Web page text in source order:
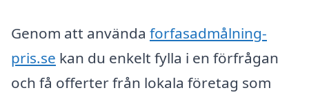
Genom att använda forfasadmålning-
pris.se kan du enkelt fylla i en förfrågan
och få offerter från lokala företag som